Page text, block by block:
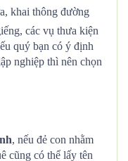
khai thông đường
các vụ thưa kiện
quý bạn có ý định
nghiệp thì nên chọn
, nếu đẻ con nhằm
cũng có thể lấy tên